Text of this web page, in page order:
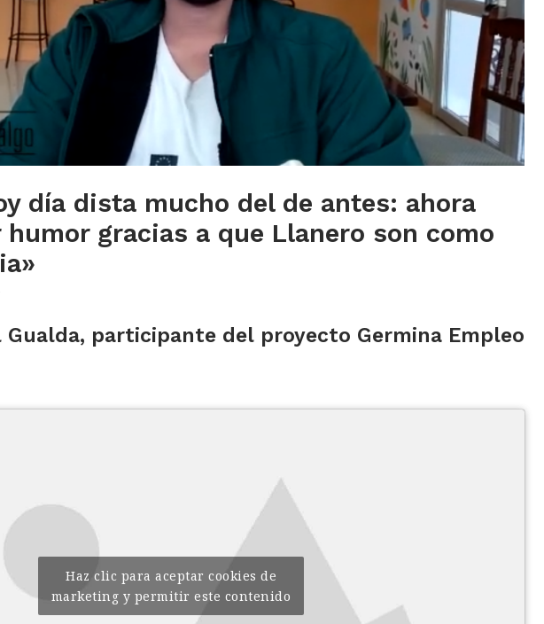
día dista mucho del de antes: ahora
gracias a que Llanero son como
Gualda, participante del proyecto Germina Empleo
Haz clic para aceptar cookies de
marketing y permitir este contenido